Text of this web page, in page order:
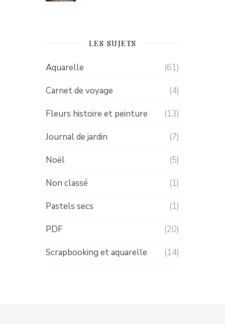
LES SUJETS
Aquarelle
(61)
Carnet de voyage
(4)
Fleurs histoire et peinture
(13)
Journal de jardin
(7)
Noël
(5)
Non classé
(1)
Pastels secs
(1)
PDF
(20)
Scrapbooking et aquarelle
(14)